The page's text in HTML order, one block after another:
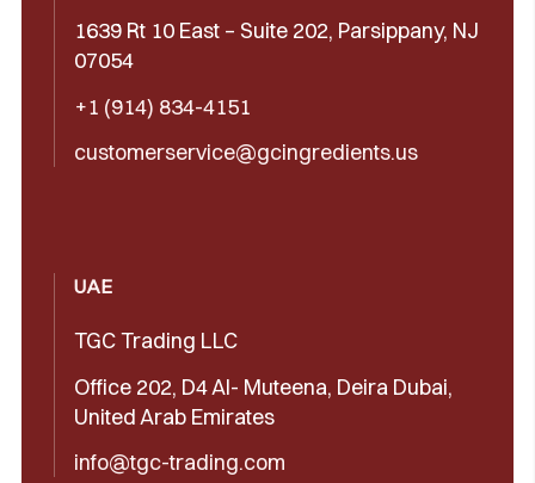
1639 Rt 10 East – Suite 202, Parsippany, NJ
07054
+1 (914) 834-4151
customerservice@gcingredients.us
UAE
TGC Trading LLC
Office 202, D4 Al- Muteena, Deira Dubai,
United Arab Emirates
info@tgc-trading.com